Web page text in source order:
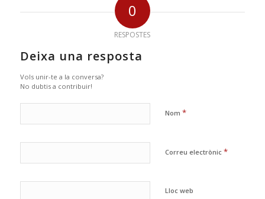
0
RESPOSTES
Deixa una resposta
Vols unir-te a la conversa?
No dubtis a contribuir!
Nom *
Correu electrònic *
Lloc web